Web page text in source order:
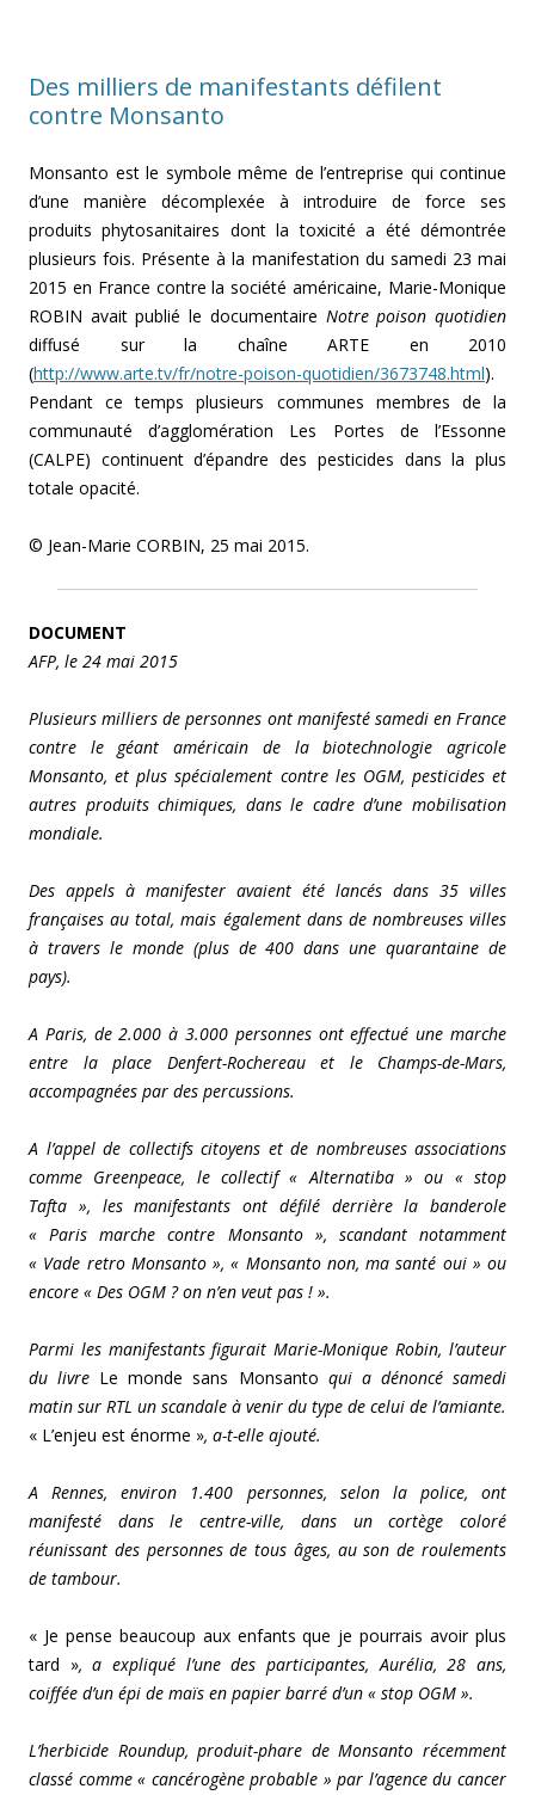
Des milliers de manifestants défilent
contre Monsanto
Monsanto est le symbole même de l’entreprise qui continue
d’une manière décomplexée à introduire de force ses
produits phytosanitaires dont la toxicité a été démontrée
plusieurs fois. Présente à la manifestation du samedi 23 mai
2015 en France contre la société américaine, Marie-Monique
ROBIN avait publié le documentaire Notre poison quotidien
diffusé sur la chaîne ARTE en 2010
(http://www.arte.tv/fr/notre-poison-quotidien/3673748.html).
Pendant ce temps plusieurs communes membres de la
communauté d’agglomération Les Portes de l’Essonne
(CALPE) continuent d’épandre des pesticides dans la plus
totale opacité.
© Jean-Marie CORBIN, 25 mai 2015.
DOCUMENT
AFP, le 24 mai 2015
Plusieurs milliers de personnes ont manifesté samedi en France
contre le géant américain de la biotechnologie agricole
Monsanto, et plus spécialement contre les OGM, pesticides et
autres produits chimiques, dans le cadre d’une mobilisation
mondiale.
Des appels à manifester avaient été lancés dans 35 villes
françaises au total, mais également dans de nombreuses villes
à travers le monde (plus de 400 dans une quarantaine de
pays).
A Paris, de 2.000 à 3.000 personnes ont effectué une marche
entre la place Denfert-Rochereau et le Champs-de-Mars,
accompagnées par des percussions.
A l’appel de collectifs citoyens et de nombreuses associations
comme Greenpeace, le collectif « Alternatiba » ou « stop
Tafta », les manifestants ont défilé derrière la banderole
« Paris marche contre Monsanto », scandant notamment
« Vade retro Monsanto », « Monsanto non, ma santé oui » ou
encore « Des OGM ? on n’en veut pas ! ».
Parmi les manifestants figurait Marie-Monique Robin, l’auteur
du livre Le monde sans Monsanto qui a dénoncé samedi
matin sur RTL un scandale à venir du type de celui de l’amiante.
« L’enjeu est énorme », a-t-elle ajouté.
A Rennes, environ 1.400 personnes, selon la police, ont
manifesté dans le centre-ville, dans un cortège coloré
réunissant des personnes de tous âges, au son de roulements
de tambour.
« Je pense beaucoup aux enfants que je pourrais avoir plus
tard », a expliqué l’une des participantes, Aurélia, 28 ans,
coiffée d’un épi de maïs en papier barré d’un « stop OGM ».
L’herbicide Roundup, produit-phare de Monsanto récemment
classé comme « cancérogène probable » par l’agence du cancer